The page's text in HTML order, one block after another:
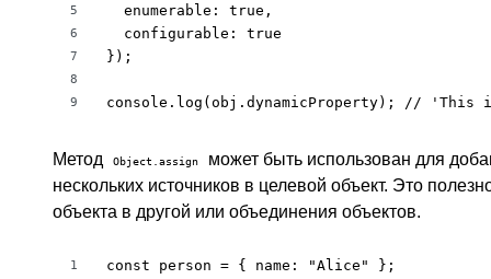
5
6
7
8
9
  enumerable: true,
  configurable: true
});
console.log(obj.dynamicProperty); // 'This
Метод Object.assign
может быть использован для
нескольких источников в целевой объект. Это
объекта в другой или объединения объектов.
1
const person = { name: "Alice" };